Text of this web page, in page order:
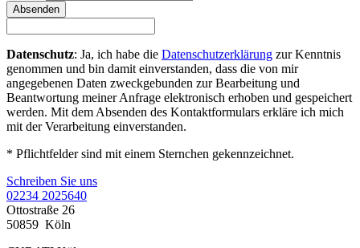
Absenden
Datenschutz: Ja, ich habe die Datenschutzerklärung zur Kenntnis
genommen und bin damit einverstanden, dass die von mir
angegebenen Daten zweckgebunden zur Bearbeitung und
Beantwortung meiner Anfrage elektronisch erhoben und gespeichert
werden. Mit dem Absenden des Kontaktformulars erkläre ich mich
mit der Verarbeitung einverstanden.
* Pflichtfelder sind mit einem Sternchen gekennzeichnet.
Schreiben Sie uns
02234 2025640
Ottostraße 26
50859 Köln